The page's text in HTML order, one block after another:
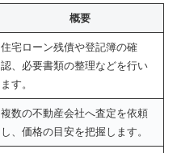
概要
住宅ローン残債や登記簿の確
認、必要書類の整理などを行い
ます。
複数の不動産会社へ査定を依頼
し、価格の目安を把握します。